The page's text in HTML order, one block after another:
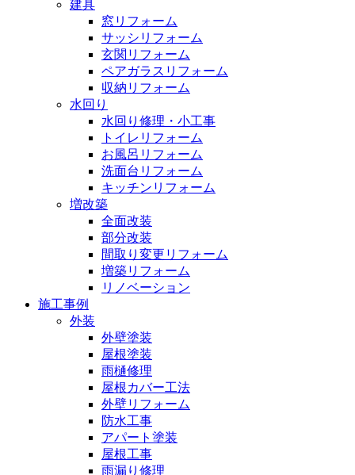
建具
窓リフォーム
サッシリフォーム
玄関リフォーム
ペアガラスリフォーム
収納リフォーム
水回り
水回り修理・小工事
トイレリフォーム
お風呂リフォーム
洗面台リフォーム
キッチンリフォーム
増改築
全面改装
部分改装
間取り変更リフォーム
増築リフォーム
リノベーション
施工事例
外装
外壁塗装
屋根塗装
雨樋修理
屋根カバー工法
外壁リフォーム
防水工事
アパート塗装
屋根工事
雨漏り修理